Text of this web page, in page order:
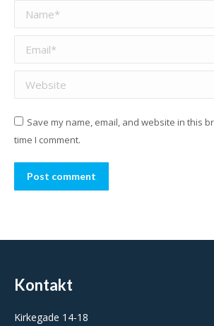
Name *
Email *
Website
Save my name, email, and website in this
time I comment.
Post comment
Kontakt
Kirkegade 14-18